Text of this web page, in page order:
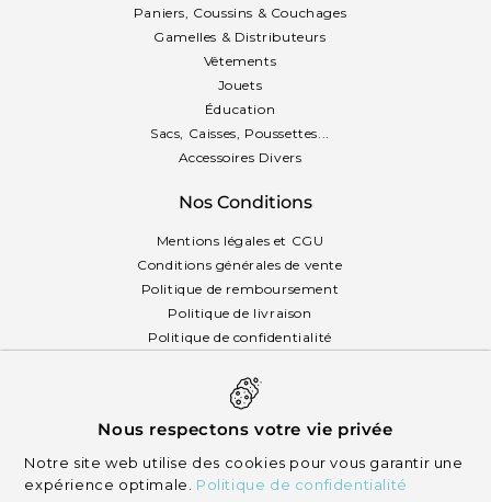
Paniers, Coussins & Couchages
Gamelles & Distributeurs
Vêtements
Jouets
Éducation
Sacs, Caisses, Poussettes...
Accessoires Divers
Nos Conditions
Mentions légales et CGU
Conditions générales de vente
Politique de remboursement
Politique de livraison
Politique de confidentialité
Français
Nous respectons votre vie privée
Notre site web utilise des cookies pour vous garantir une
expérience optimale.
Politique de confidentialité